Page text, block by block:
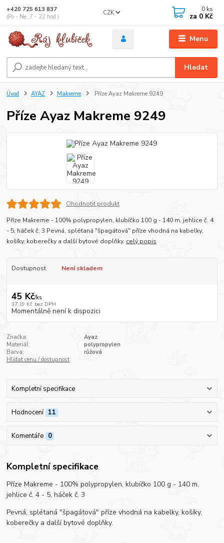
Menu
CZK
Hledat
+420 725 613 837
(Po - Ne, 7 - 22 hod.)
0 ks
za 0 Kč
Úvod AYAZ Makreme Příze Ayaz Makreme 9249
Příze Ayaz Makreme 9249
Ohodnotit produkt
Příze Makreme - 100% polypropylen, klubíčko 100 g - 140 m, jehlice č. 4
- 5, háček č. 3 Pevná, splétaná "špagátová" příze vhodná na kabelky,
košíky, koberečky a další bytové doplňky. celý popis
Dostupnost Není skladem
45 Kč/ks
37,19 Kč bez DPH
Momentálně není k dispozici
Značka:
Ayaz
Materiál:
polypropylen
Barva:
růžová
Hlídat cenu / dostupnost
Kompletní specifikace
Hodnocení 11
Komentáře 0
Kompletní specifikace
Příze Makreme - 100% polypropylen, klubíčko 100 g - 140 m,
jehlice č. 4 - 5, háček č. 3
Pevná, splétaná "špagátová" příze vhodná na kabelky, košíky,
koberečky a další bytové doplňky.